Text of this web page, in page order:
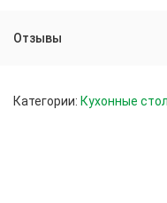
Отзывы
Категории: Кухонные